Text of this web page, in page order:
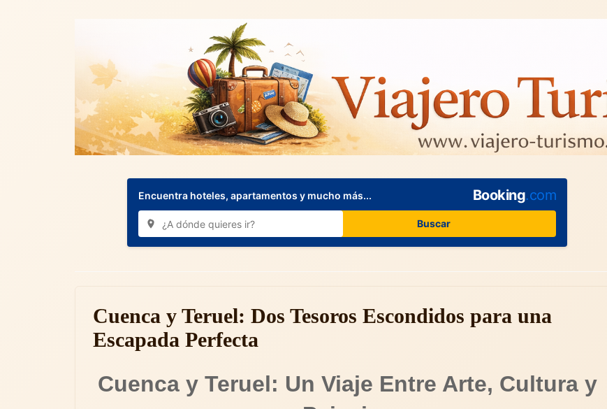
Encuentra hoteles, apartamentos y mucho más... Booking.com
Buscar
Cuenca y Teruel: Dos Tesoros Escondidos para una
Escapada Perfecta
Cuenca y Teruel: Un Viaje Entre Arte, Cultura y